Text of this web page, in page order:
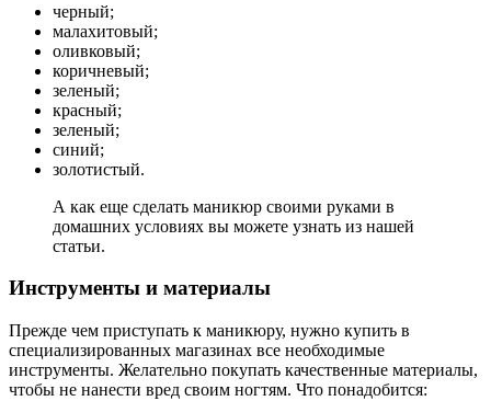
черный;
малахитовый;
оливковый;
коричневый;
зеленый;
красный;
зеленый;
синий;
золотистый.
А как еще сделать маникюр своими руками в
домашних условиях вы можете узнать из нашей
статьи.
Инструменты и материалы
Прежде чем приступать к маникюру, нужно купить в
специализированных магазинах все необходимые
инструменты. Желательно покупать качественные материалы,
чтобы не нанести вред своим ногтям. Что понадобится: